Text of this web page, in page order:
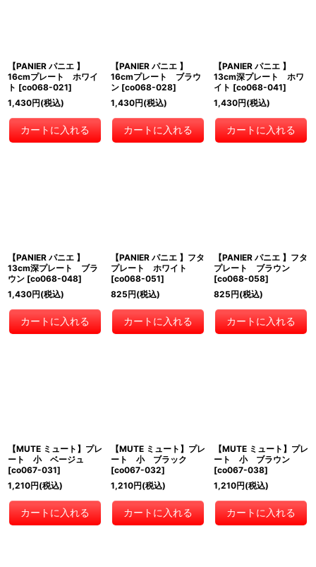
【PANIER パニエ 】
16cmプレート ホワイ
ト [co068-021]
1,430円(税込)
カートに入れる
【PANIER パニエ 】
16cmプレート ブラウ
ン [co068-028]
1,430円(税込)
カートに入れる
【PANIER パニエ 】
13cm深プレート ホワ
イト [co068-041]
1,430円(税込)
カートに入れる
【PANIER パニエ 】
13cm深プレート ブラ
ウン [co068-048]
1,430円(税込)
カートに入れる
【PANIER パニエ 】フタ
プレート ホワイト
[co068-051]
825円(税込)
カートに入れる
【PANIER パニエ 】フタ
プレート ブラウン
[co068-058]
825円(税込)
カートに入れる
【MUTE ミュート】プレ
ート 小 ベージュ
[co067-031]
1,210円(税込)
カートに入れる
【MUTE ミュート】プレ
ート 小 ブラック
[co067-032]
1,210円(税込)
カートに入れる
【MUTE ミュート】プレ
ート 小 ブラウン
[co067-038]
1,210円(税込)
カートに入れる